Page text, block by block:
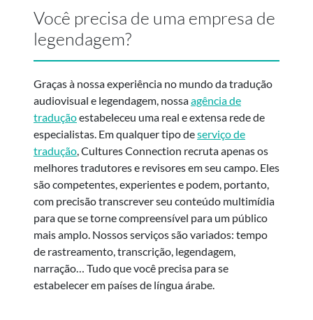
Você precisa de uma empresa de
legendagem?
Graças à nossa experiência no mundo da tradução
audiovisual e legendagem, nossaagência de
traduçãoestabeleceu uma real e extensa rede de
especialistas. Em qualquer tipo deserviço de
tradução, Cultures Connection recruta apenas os
melhores tradutores e revisores em seu campo. Eles
são competentes, experientes e podem, portanto,
com precisão transcrever seu conteúdo multimídia
para que se torne compreensível para um público
mais amplo. Nossos serviços são variados: tempo
de rastreamento, transcrição, legendagem,
narração… Tudo que você precisa para se
estabelecer em países de língua árabe.